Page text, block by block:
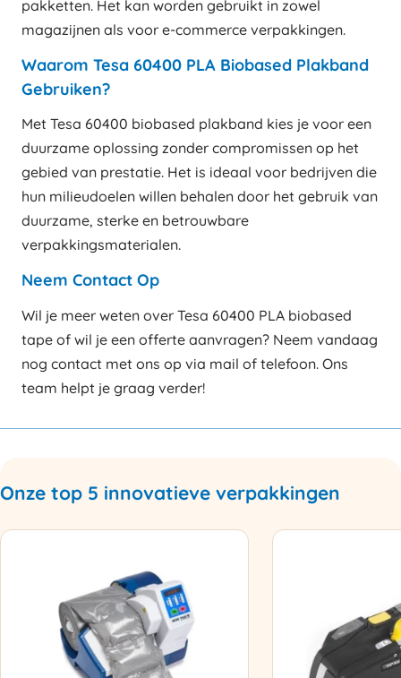
pakketten. Het kan worden gebruikt in zowel
magazijnen als voor e-commerce verpakkingen.
Waarom Tesa 60400 PLA Biobased Plakband
Gebruiken?
Met Tesa 60400 biobased plakband kies je voor een
duurzame oplossing zonder compromissen op het
gebied van prestatie. Het is ideaal voor bedrijven die
hun milieudoelen willen behalen door het gebruik van
duurzame, sterke en betrouwbare
verpakkingsmaterialen.
Neem Contact Op
Wil je meer weten over Tesa 60400 PLA biobased
tape of wil je een offerte aanvragen? Neem vandaag
nog contact met ons op via mail of telefoon. Ons
team helpt je graag verder!
Onze top 5 innovatieve verpakkingen